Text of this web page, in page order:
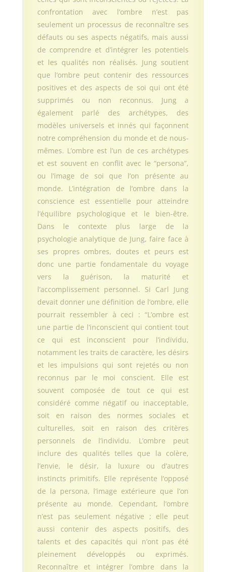
confrontation avec l’ombre n’est pas
seulement un processus de reconnaître ses
défauts ou ses aspects négatifs, mais aussi
de comprendre et d’intégrer les potentiels
et les qualités non réalisés. Jung soutient
que l’ombre peut contenir des ressources
positives et des aspects de soi qui ont été
supprimés ou non reconnus. Jung a
également parlé des archétypes, des
modèles universels et innés qui façonnent
notre compréhension du monde et de nous-
mêmes. L’ombre est l’un de ces archétypes
et est souvent en conflit avec le “persona”,
ou l’image de soi que l’on présente au
monde. L’intégration de l’ombre dans la
conscience est essentielle pour atteindre
l’équilibre psychologique et le bien-être.
Dans le contexte plus large de la
psychologie analytique de Jung, faire face à
ses propres ombres, doutes et peurs est
donc une partie fondamentale du voyage
vers la guérison, la maturité et
l’accomplissement personnel. Si Carl Jung
devait donner une définition de l’ombre, elle
pourrait ressembler à ceci : “L’ombre est
une partie de l’inconscient qui contient tout
ce qui est inconscient pour l’individu,
notamment les traits de caractère, les désirs
et les impulsions qui sont rejetés ou non
reconnus par le moi conscient. Elle est
souvent composée de tout ce qui est
considéré comme négatif ou inacceptable,
soit en raison des normes sociales et
culturelles, soit en raison des critères
personnels de l’individu. L’ombre peut
inclure des qualités telles que la colère,
l’envie, le désir, la luxure ou d’autres
instincts primitifs. Elle représente l’opposé
de la persona, l’image extérieure que l’on
présente au monde. Cependant, l’ombre
n’est pas seulement négative ; elle peut
aussi contenir des aspects positifs, des
talents et des capacités qui n’ont pas été
pleinement développés ou exprimés.
Reconnaître et intégrer l’ombre dans la